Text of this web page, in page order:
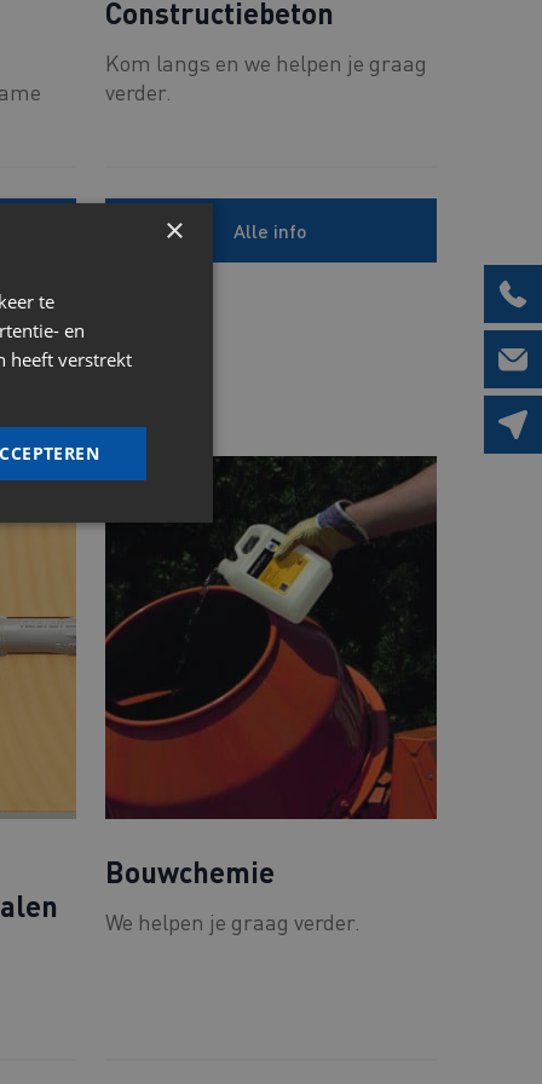
Constructiebeton
Kom langs en we helpen je graag
verder.
Alle info
Bouwchemie
We helpen je graag verder.
×
te
en
heeft verstrekt